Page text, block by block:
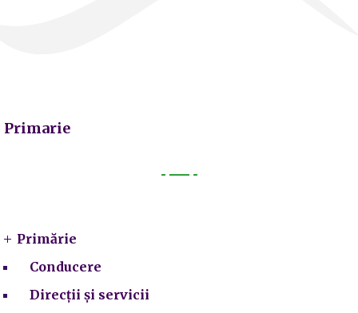
Primarie
Primărie
Conducere
Direcții și servicii